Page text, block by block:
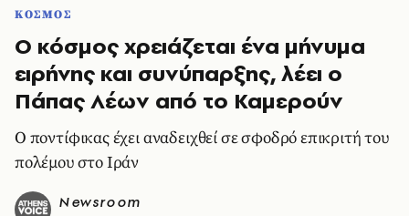
ΚΟΣΜΟΣ
Ο κόσμος χρειάζεται ένα μήνυμα
ειρήνης και συνύπαρξης, λέει ο
Πάπας Λέων από το Καμερούν
Ο ποντίφικας έχει αναδειχθεί σε σφοδρό επικριτή του
πολέμου στο Ιράν
Newsroom